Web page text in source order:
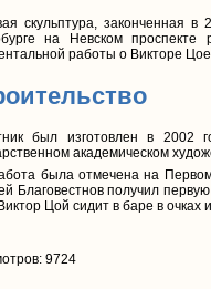
скульптура, законченная
на Невском
работы о Викторе
был изготовлен в 2002
академическом
была отмечена на Первом
Благовестнов получил
Цой сидит в баре в
9724